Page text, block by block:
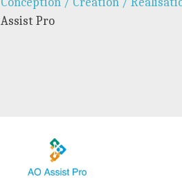
Assist Pro